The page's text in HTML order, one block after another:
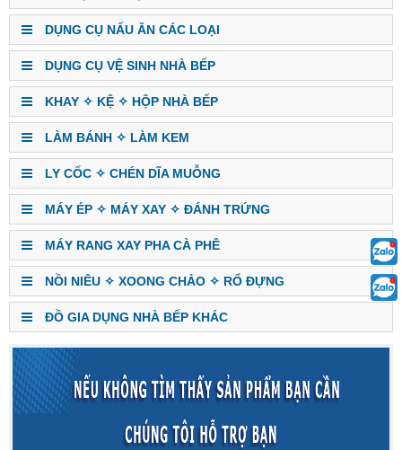
DỤNG CỤ NẤU ĂN CÁC LOẠI
DỤNG CỤ VỆ SINH NHÀ BẾP
KHAY ✧ KỆ ✧ HỘP NHÀ BẾP
LÀM BÁNH ✧ LÀM KEM
LY CỐC ✧ CHÉN DĨA MUỖNG
MÁY ÉP ✧ MÁY XAY ✧ ĐÁNH TRỨNG
MÁY RANG XAY PHA CÀ PHÊ
NỒI NIÊU ✧ XOONG CHẢO ✧ RỔ ĐỰNG
ĐỒ GIA DỤNG NHÀ BẾP KHÁC